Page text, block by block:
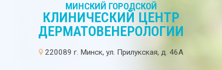
МИНСКИЙ ГОРОДСКОЙ
КЛИНИЧЕСКИЙ ЦЕНТР
ДЕРМАТОВЕНЕРОЛОГИИ
220089 г. Минск, ул. Прилукская, д. 46А